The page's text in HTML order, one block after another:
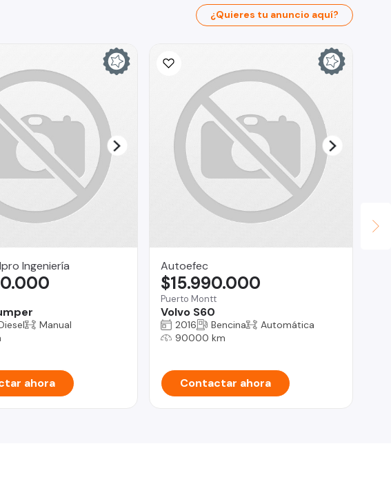
¿Quieres tu anuncio aquí?
Ingeniería
Manual
ahora
Autoefec
Puerto Montt
Volvo S60
$15.990.000
2016 Bencina
Automática
90000 km
Contactar ahora